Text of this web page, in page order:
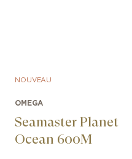
NOUVEAU
OMEGA
Seamaster Planet
Ocean 600M